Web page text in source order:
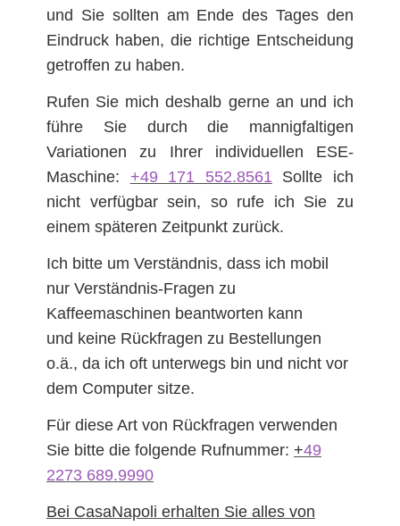
und Sie sollten am Ende des Tages den
Eindruck haben, die richtige Entscheidung
getroffen zu haben.
Rufen Sie mich deshalb gerne an und ich
führe Sie durch die mannigfaltigen
Variationen zu Ihrer individuellen ESE-
Maschine: +49 171 552.8561
Sollte ich
nicht verfügbar sein, so rufe ich Sie zu
einem späteren Zeitpunkt zurück.
Ich bitte um Verständnis, dass ich mobil
nur Verständnis-Fragen zu
Kaffeemaschinen beantworten kann
und keine Rückfragen zu Bestellungen
o.ä., da ich oft unterwegs bin und nicht vor
dem Computer sitze.
Für diese Art von Rückfragen verwenden
Sie bitte die folgende Rufnummer: +49
2273 689.9990
Bei CasaNapoli erhalten Sie alles von